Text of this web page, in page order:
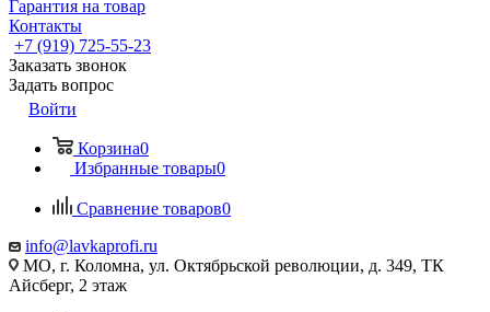
Гарантия на товар
Контакты
+7 (919) 725-55-23
Заказать звонок
Задать вопрос
Войти
Корзина0
Избранные товары0
Сравнение товаров0
info@lavkaprofi.ru
МО, г. Коломна, ул. Октябрьской революции, д. 349, ТК
Айсберг, 2 этаж